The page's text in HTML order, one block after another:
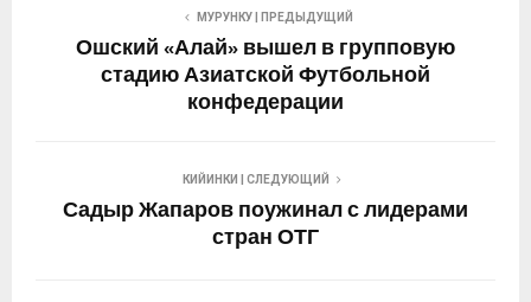
МУРУНКУ | ПРЕДЫДУЩИЙ
Ошский «Алай» вышел в групповую
стадию Азиатской Футбольной
конфедерации
КИЙИНКИ | СЛЕДУЮЩИЙ
Садыр Жапаров поужинал с лидерами
стран ОТГ